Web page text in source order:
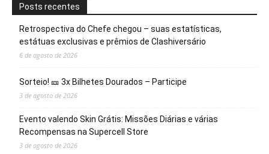
Posts recentes
Retrospectiva do Chefe chegou – suas estatísticas,
estátuas exclusivas e prêmios de Clashiversário
6 de agosto de 2026
Sorteio! 🎫 3x Bilhetes Dourados – Participe
3 de agosto de 2026
Evento valendo Skin Grátis: Missões Diárias e várias
Recompensas na Supercell Store
3 de agosto de 2026